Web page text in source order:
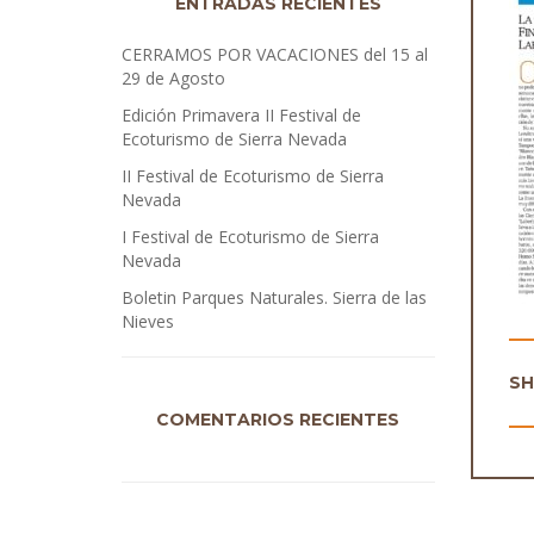
CERRAMOS POR VACACIONES del 15 al
29 de Agosto
Edición Primavera II Festival de
Ecoturismo de Sierra Nevada
II Festival de Ecoturismo de Sierra
Nevada
I Festival de Ecoturismo de Sierra
Nevada
Boletin Parques Naturales. Sierra de las
Nieves
COMENTARIOS RECIENTES